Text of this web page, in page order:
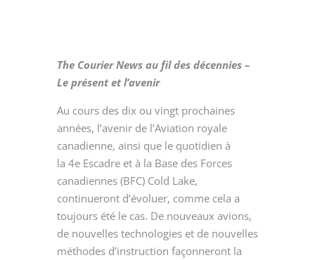
The Courier News au fil des décennies –
Le présent et l’avenir
Au cours des dix ou vingt prochaines
années, l’avenir de l’Aviation royale
canadienne, ainsi que le quotidien à
la 4eEscadre et à la Base des Forces
canadiennes (BFC) Cold Lake,
continueront d’évoluer, comme cela a
toujours été le cas. De nouveaux avions,
de nouvelles technologies et de nouvelles
méthodes d’instruction façonneront la